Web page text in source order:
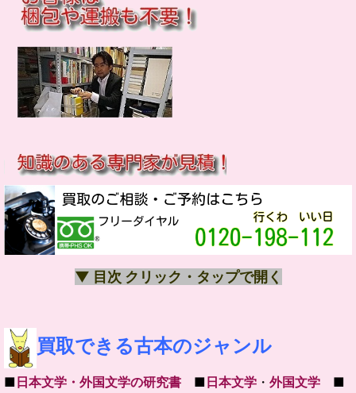
▼ 目次 クリック・タップで開く
買取できる古本のジャンル
■ 日本文学・外国文学の研究書 ■ 日本文学 ・ 外国文学 ■